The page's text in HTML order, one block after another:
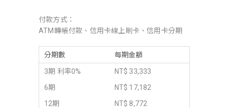
付款方式：
ATM轉帳付款、信用卡線上刷卡、信用卡分期
分期數 每期金額
3期 利率0%
NT$ 33,333
6期
NT$ 17,182
12期
NT$ 8,772